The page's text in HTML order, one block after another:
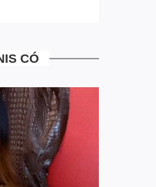
kỳ thanh toán
hoàn toàn với
tài chính hiện tại.
điện tử 5S có
chính hãng.
hàng thân yêu
hơn hết là cảm
CÓ